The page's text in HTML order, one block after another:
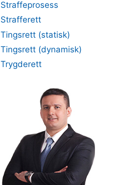
Straffeprosess
Strafferett
Tingsrett (statisk)
Tingsrett (dynamisk)
Trygderett